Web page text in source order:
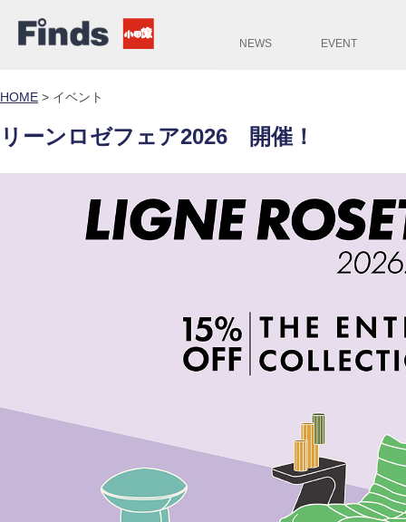
NEWS EVENT
HOME > イベント
リーンロゼフェア2026 開催！